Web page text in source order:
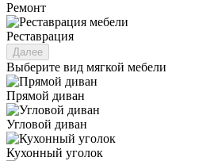
Ремонт
Реставрация
Далее
Выберите вид мягкой мебели
Прямой диван
Угловой диван
Кухонный уголок